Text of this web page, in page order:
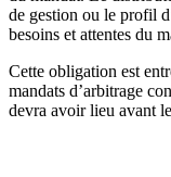
de gestion ou le profil
besoins et attentes du
Cette obligation est
mandats d’arbitrage
devra avoir lieu avant